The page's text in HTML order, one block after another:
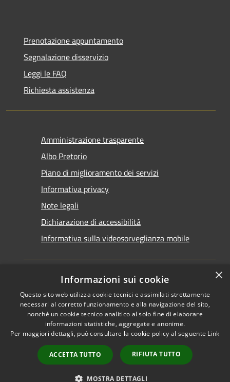
Prenotazione appuntamento
Segnalazione disservizio
Leggi le FAQ
Richiesta assistenza
Amministrazione trasparente
Albo Pretorio
Piano di miglioramento dei servizi
Informativa privacy
Note legali
Dichiarazione di accessibilità
Informativa sulla videosorveglianza mobile
RSS
Accessibilità
Cookie
Mappa del sito
Area riservata del
Copyright © 2026 • Comune di
Taranto • Powered by
Municipium•Accesso
redazione
×
Informazioni sui cookie
Questo sito web utilizza cookie tecnici e assimilati strettamente
necessari al corretto funzionamento e alla navigazione del sito,
nonché un cookie tecnico analitico al solo fine di elaborare
informazioni statistiche, aggregate e anonime.
Per maggiori dettagli, può consultare la cookie policy al seguente Link
ACCETTA TUTTO RIFIUTA TUTTO
MOSTRA DETTAGLI